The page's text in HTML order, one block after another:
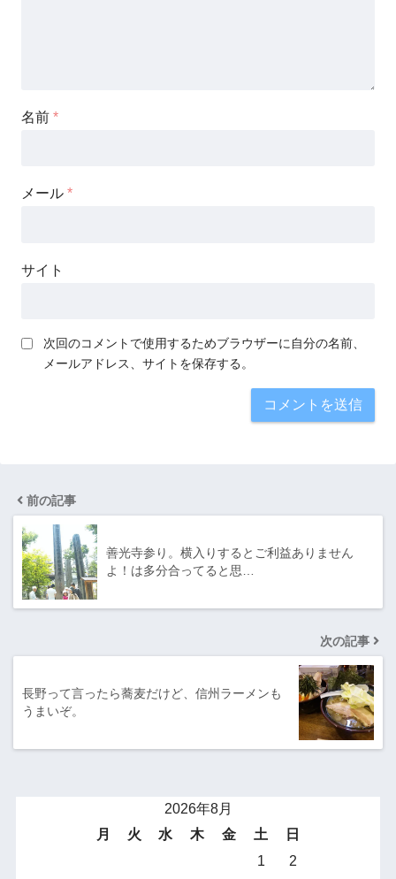
名前 *
メール *
サイト
次回のコメントで使用するためブラウザーに自分の名前、
メールアドレス、サイトを保存する。
前の記事
善光寺参り。横入りするとご利益ありません
よ！は多分合ってると思…
次の記事
長野って言ったら蕎麦だけど、信州ラーメンも
うまいぞ。
2026年8月
月
火 水 木 金 土
日
1
2